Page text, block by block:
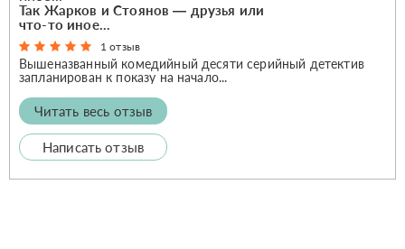
Так Жарков и Стоянов — друзья или
что-то иное...
1 отзыв
Вышеназванный комедийный десяти серийный детектив
запланирован к показу на начало...
Читать весь отзыв
Написать отзыв